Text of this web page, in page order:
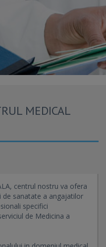
MEDICAL
centrul nostru va ofera
de sanatate a angajatilor
specifici
de Medicina a